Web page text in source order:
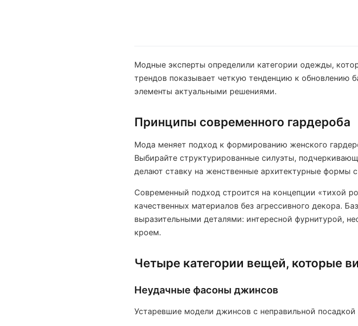
Модные эксперты определили категории одежды,
трендов показывает четкую тенденцию к обновлению
элементы актуальными решениями.
Принципы современного гардероба
Мода меняет подход к формированию женского
Выбирайте структурированные силуэты,
делают ставку на женственные архитектурные формы
Современный подход строится на концепции «тихой
качественных материалов без агрессивного декора.
выразительными деталями: интересной фурнитурой,
кроем.
Четыре категории вещей, которые
Неудачные фасоны джинсов
Устаревшие модели джинсов с неправильной посадкой